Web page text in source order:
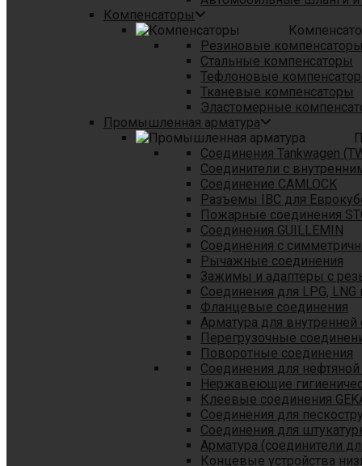
Компенсаторы
Резиновые
Стальные компенсаторы
Тефлоновые
Тканевые компенсаторы
Эластомерные
Промышленная арматура
Соединения Tankwagen
Соединители с
Соединение CAMLOCK
Разъемы IBC для
Пожарные соединения
Соединения GUILLEMIN
Соединения с
Рычажные соединения
Зажимы и адаптеры с
Соединения для LPG,
Фланцевые соединения
Арматура для внутренней
Перегрузочные
Поворотные соединения
Соединения для
Нержавеющие
Клеевые соединения
Соединения для
Cоединения для
Арматура (соединители
Концевые устройства